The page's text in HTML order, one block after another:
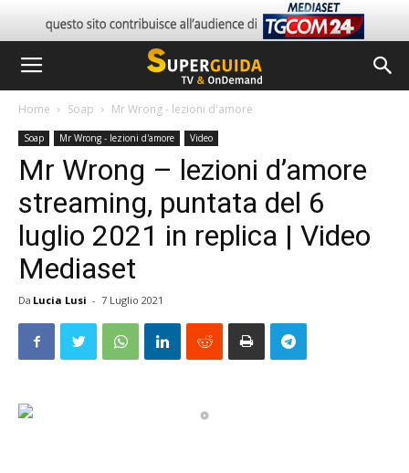
Home Soap Mr Wrong - lezioni d'amore
Soap Mr Wrong - lezioni d'amore Video
Mr Wrong – lezioni d’amore
streaming, puntata del 6
luglio 2021 in replica | Video
Mediaset
Da Lucia Lusi - 7 Luglio 2021